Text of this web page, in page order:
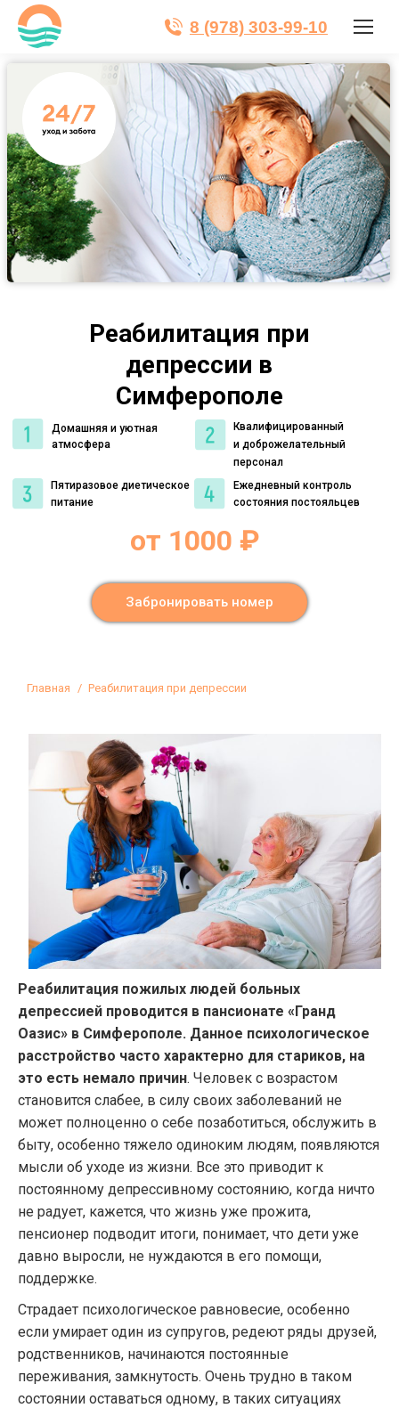
8 (978) 303-99-10
Реабилитация при
депрессии в
Симферополе
Домашняя и уютная
атмосфера
Ежедневный контроль
состояния постояльцев
Квалифицированный
и доброжелательный
персонал
Пятиразовое диетическое
питание
Забронировать номер
от 1000 ₽
Вы здесь:
Главная Реабилитация при депрессии
Реабилитация пожилых людей больных
депрессией проводится в пансионате «Гранд
Оазис» в Симферополе. Данное психологическое
расстройство часто характерно для стариков, на
это есть немало причин. Человек с возрастом
становится слабее, в силу своих заболеваний не
может полноценно о себе позаботиться, обслужить в
быту, особенно тяжело одиноким людям, появляются
мысли об уходе из жизни. Все это приводит к
постоянному депрессивному состоянию, когда ничто
не радует, кажется, что жизнь уже прожита,
пенсионер подводит итоги, понимает, что дети уже
давно выросли, не нуждаются в его помощи,
поддержке.
Страдает психологическое равновесие, особенно
если умирает один из супругов, редеют ряды друзей,
родственников, начинаются постоянные
переживания, замкнутость. Очень трудно в таком
состоянии оставаться одному, в таких ситуациях